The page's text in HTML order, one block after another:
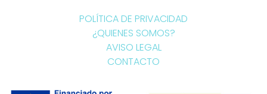
POLÍTICA DE PRIVACIDAD
¿QUIENES SOMOS?
AVISO LEGAL
CONTACTO